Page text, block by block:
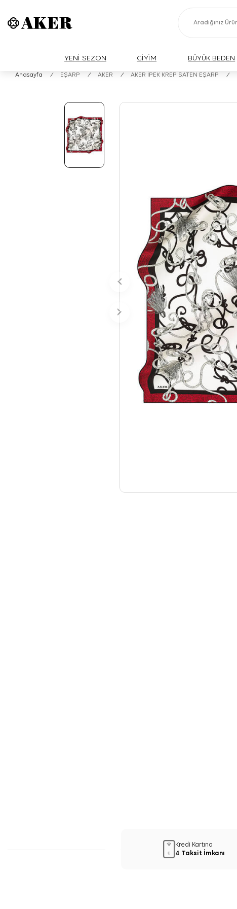
YENİ SEZON GİYİM BÜYÜK BEDEN
Anasayfa / EŞARP / AKER / AKER İPEK KREP SATEN EŞARP /
Kredi Kartına
4 Taksit İmkanı